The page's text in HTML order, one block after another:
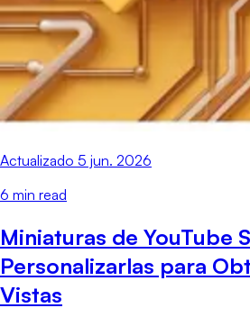
Actualizado 5 jun. 2026
6 min read
Miniaturas de YouTube
Personalizarlas para
Vistas